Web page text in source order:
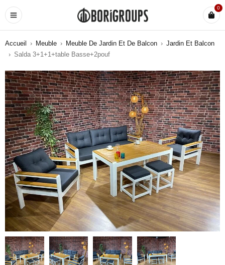
0
Accueil › Meuble › Meuble De Jardin Et De Balcon › Jardin Et Balcon
› Salda 3+1+1+table Basse+2pouf